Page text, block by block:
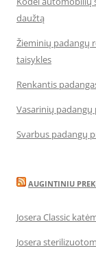
daužtą
Žieminių padangų
taisykles
Renkantis
Vasarinių
Svarbus padangų
AUGINTINIU
Josera Classic
Josera